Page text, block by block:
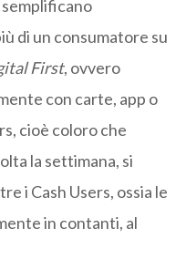
di un consumatore su
First, ovvero
con carte, app o
cioè coloro che
la settimana, si
i Cash Users, ossia le
in contanti, al